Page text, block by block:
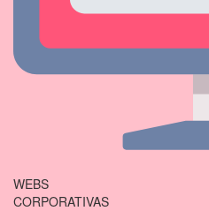
WEBS
CORPORATIVAS